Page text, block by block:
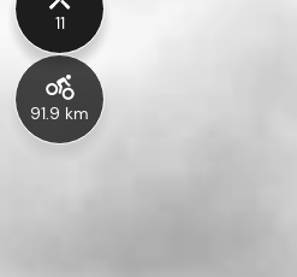
11
91.9 km
11